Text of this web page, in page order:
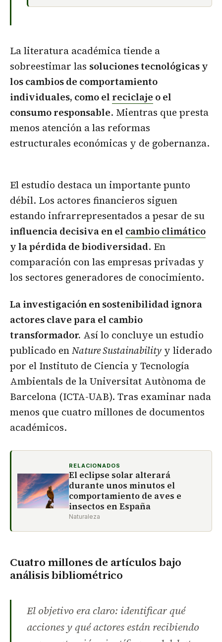
La literatura académica tiende a
sobreestimar las soluciones tecnológicas y
los cambios de comportamiento
individuales, como el reciclaje o el
consumo responsable. Mientras que presta
menos atención a las reformas
estructurales económicas y de gobernanza.
El estudio destaca un importante punto
débil. Los actores financieros siguen
estando infrarrepresentados a pesar de su
influencia decisiva en el cambio climático
y la pérdida de biodiversidad. En
comparación con las empresas privadas y
los sectores generadores de conocimiento.
La investigación en sostenibilidad ignora
actores clave para el cambio
transformador. Así lo concluye un estudio
publicado enNature Sustainability y liderado
por el Instituto de Ciencia y Tecnología
Ambientals de la Universitat Autònoma de
Barcelona (ICTA-UAB). Tras examinar nada
menos que cuatro millones de documentos
académicos.
RELACIONADOS
El eclipse solar alterará
durante unos minutos el
comportamiento de aves e
insectos en España
Naturaleza
Cuatro millones de artículos bajo
análisis bibliométrico
El objetivo era claro: identificar qué
acciones y qué actores están recibiendo